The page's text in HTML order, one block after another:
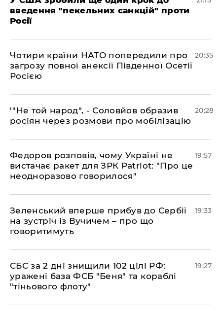
введення "пекельних санкцій" проти
Росії
​Чотири країни НАТО попередили про
загрозу повної анексії Південної Осетії
Росією
20:35
​'"Не той народ", - Соловйов образив
росіян через розмови про мобілізацію
20:28
​Федоров розповів, чому Україні не
вистачає ракет для ЗРК Patriot: "Про це
неодноразово говорилося"
19:57
​Зеленський вперше прибув до Сербії
на зустріч із Вучичем – про що
говоритимуть
19:33
​СБС за 2 дні знищили 102 цілі РФ:
уражені база ФСБ "Беня" та кораблі
"тіньового флоту"
19:27